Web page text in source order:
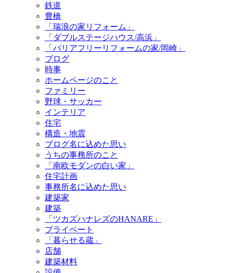
鉄道
豊橋
「瑞浪の家リフォーム」
「ダブルステージハウス/高浜」
「バリアフリーリフォームの家/岡崎」
ブログ
時事
ホームページのこと
ファミリー
野球・サッカー
インテリア
住宅
構造・地震
ブログ名に込めた思い
うちの事務所のこと
「南欧モダンの白い家」
住宅計画
事務所名に込めた思い
建築家
建築
「ツカズハナレズのHANARE」
プライベート
「暮らせる蔵」
店舗
建築材料